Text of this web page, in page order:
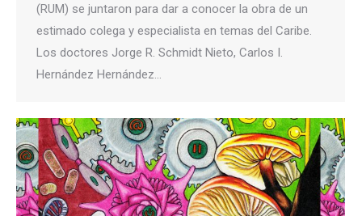
(RUM) se juntaron para dar a conocer la obra de un
estimado colega y especialista en temas del Caribe.
Los doctores Jorge R. Schmidt Nieto, Carlos I.
Hernández Hernández…